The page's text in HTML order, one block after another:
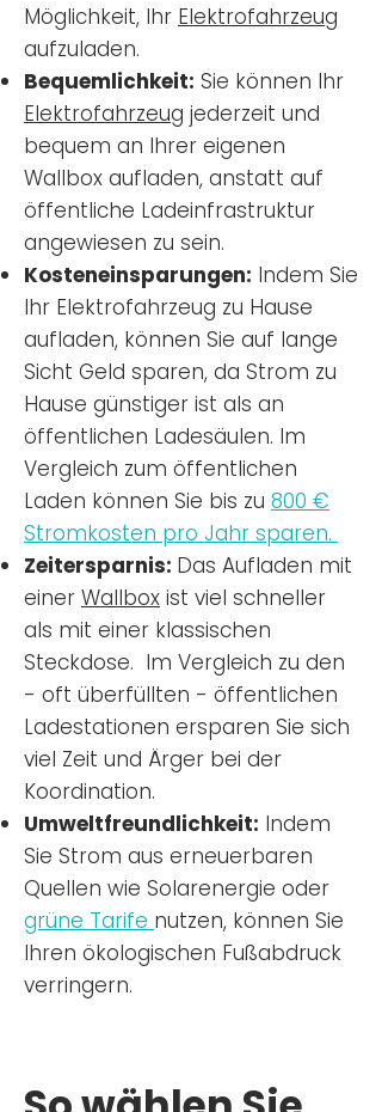
Möglichkeit, Ihr Elektrofahrzeug
aufzuladen.
Bequemlichkeit: Sie können Ihr
Elektrofahrzeug jederzeit und
bequem an Ihrer eigenen
Wallbox aufladen, anstatt auf
öffentliche Ladeinfrastruktur
angewiesen zu sein.
Kosteneinsparungen: Indem Sie
Ihr Elektrofahrzeug zu Hause
aufladen, können Sie auf lange
Sicht Geld sparen, da Strom zu
Hause günstiger ist als an
öffentlichen Ladesäulen. Im
Vergleich zum öffentlichen
Laden können Sie bis zu 800 €
Stromkosten pro Jahr sparen.
Zeitersparnis: Das Aufladen mit
einer Wallbox ist viel schneller
als mit einer klassischen
Steckdose. Im Vergleich zu den
- oft überfüllten - öffentlichen
Ladestationen ersparen Sie sich
viel Zeit und Ärger bei der
Koordination.
Umweltfreundlichkeit: Indem
Sie Strom aus erneuerbaren
Quellen wie Solarenergie oder
grüne Tarife nutzen, können Sie
Ihren ökologischen Fußabdruck
verringern.